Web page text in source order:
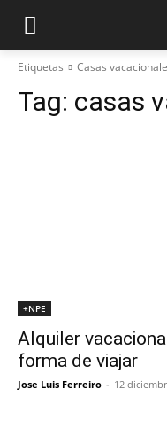
Etiquetas Casas
Tag: casas
+NPE
Alquiler
forma de viajar
Jose Luis Ferreiro - 12